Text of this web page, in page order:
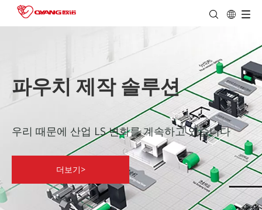
파우치 제작 솔루션
우리 때문에 산업 LS 변화를 계속하고 있습니다
더보기>